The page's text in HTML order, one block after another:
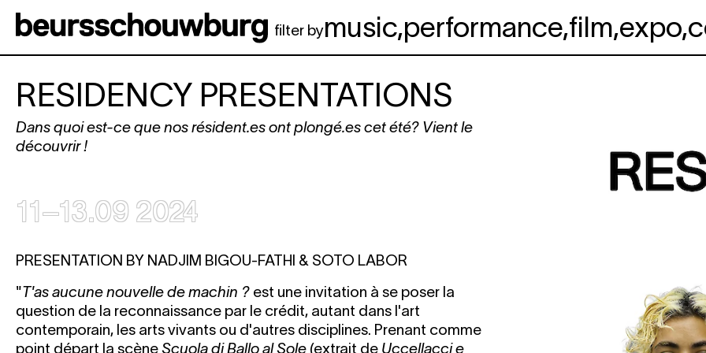
filter bymusic,performance,film,expo,
RESIDENCY PRESENTATIONS
Dans quoi est-ce que nos résident.es ont plongé.es cet été? Vient le
découvrir !
11–13.09 2024
PRESENTATION BY NADJIM BIGOU-FATHI & SOTO LABOR
"T'as aucune nouvelle de machin ? est une invitation à se poser la
question de la reconnaissance par le crédit, autant dans l'art
contemporain, les arts vivants ou d'autres disciplines. Prenant comme
point départ la scèneScuola di Ballo al Sole (extrait de Uccellacci e